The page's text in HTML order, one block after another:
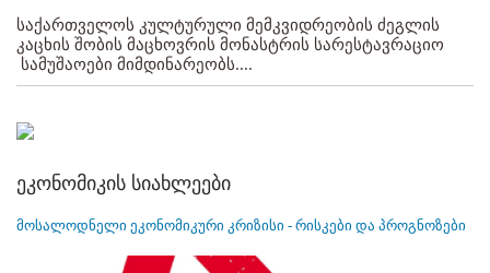
საქართველოს კულტურული მემკვიდრეობის ძეგლის
კაცხის შობის მაცხოვრის მონასტრის სარესტავრაციო
სამუშაოები მიმდინარეობს....
ეკონომიკის სიახლეები
მოსალოდნელი ეკონომიკური კრიზისი - რისკები და პროგნოზები